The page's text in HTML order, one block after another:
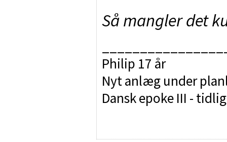
Så mangler det
Philip 17 år
Nyt anlæg under
Dansk epoke III -